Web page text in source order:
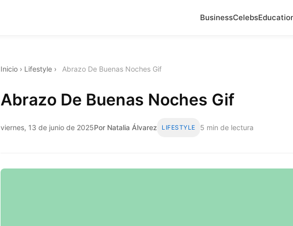
BusinessCelebs
Inicio › Lifestyle › Abrazo De Buenas Noches Gif
Abrazo De Buenas Noches Gif
viernes, 13 de junio de 2025Por Natalia Álvarez LIFESTYLE 5 min de lectura